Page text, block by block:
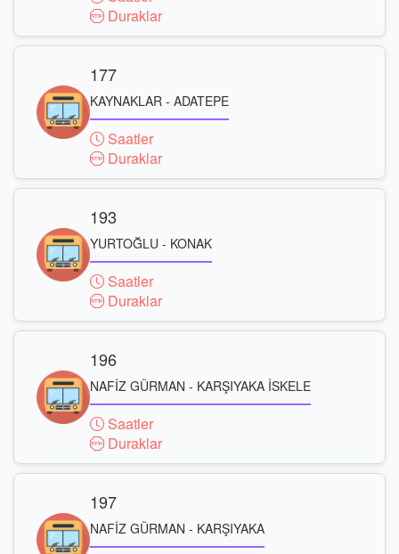
Duraklar
177
KAYNAKLAR - ADATEPE
Saatler
Duraklar
193
YURTOĞLU - KONAK
Saatler
Duraklar
196
NAFİZ GÜRMAN - KARŞIYAKA İSKELE
Saatler
Duraklar
197
NAFİZ GÜRMAN - KARŞIYAKA